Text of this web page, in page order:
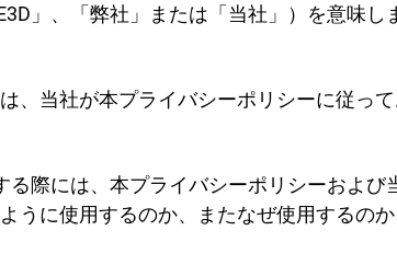
」、「弊社」または「当社」）を意味し
、当社が本プライバシーポリシーに従っ
際には、本プライバシーポリシーおよ
うに使用するのか、またなぜ使用するの